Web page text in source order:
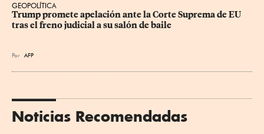
GEOPOLÍTICA
Trump promete apelación ante la Corte Suprema de EU
tras el freno judicial a su salón de baile
Por AFP
Noticias Recomendadas